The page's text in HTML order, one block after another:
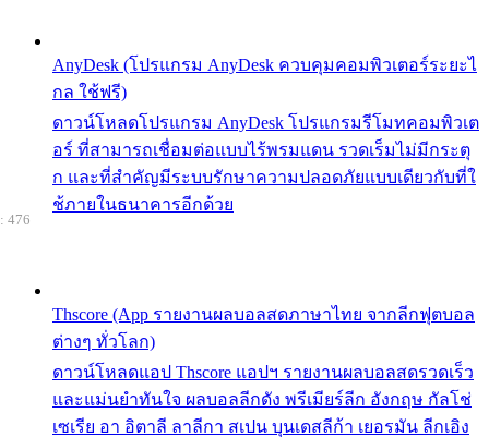
AnyDesk (โปรแกรม AnyDesk ควบคุมคอมพิวเตอร์ระยะไ
กล ใช้ฟรี)
ดาวน์โหลดโปรแกรม AnyDesk โปรแกรมรีโมทคอมพิวเต
อร์ ที่สามารถเชื่อมต่อแบบไร้พรมแดน รวดเร็มไม่มีกระตุ
ก และที่สำคัญมีระบบรักษาความปลอดภัยแบบเดียวกับที่ใ
ช้ภายในธนาคารอีกด้วย
Thscore (App รายงานผลบอลสดภาษาไทย จากลีกฟุตบอล
ต่างๆ ทั่วโลก)
ดาวน์โหลดแอป Thscore แอปฯ รายงานผลบอลสดรวดเร็ว
และแม่นยำทันใจ ผลบอลลีกดัง พรีเมียร์ลีก อังกฤษ กัลโช่
เซเรีย อา อิตาลี ลาลีกา สเปน บุนเดสลีก้า เยอรมัน ลีกเอิง
476